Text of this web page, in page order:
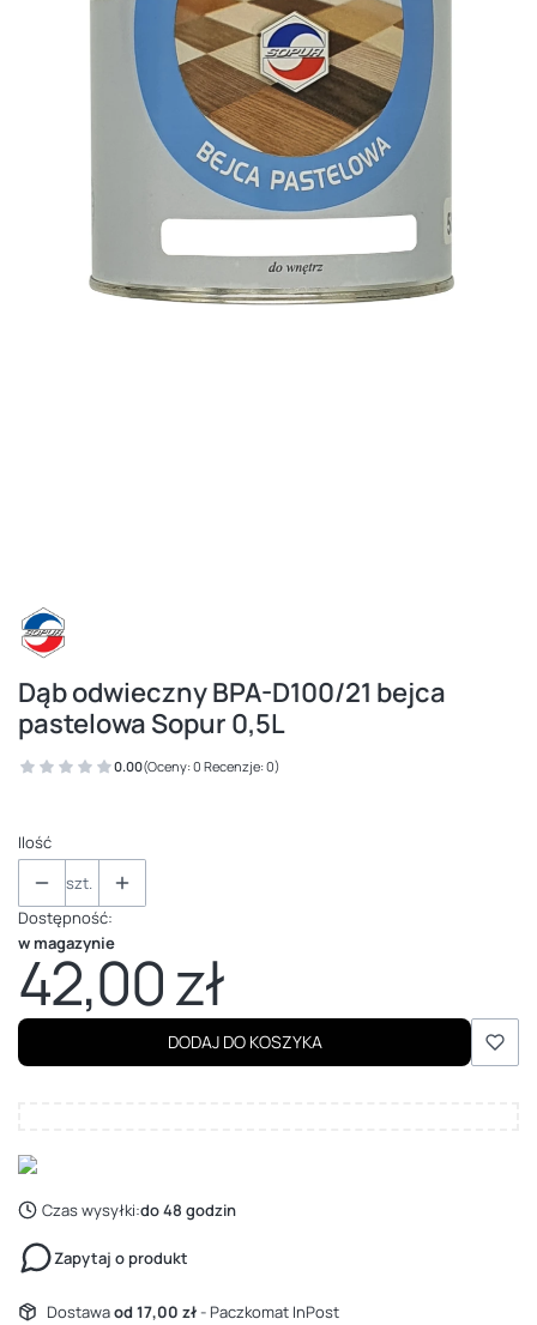
Dąb odwieczny BPA-D100/21 bejca
pastelowa Sopur 0,5L
0.00(Oceny: 0 Recenzje: 0)
Ilość
szt.
Dostępność:
w magazynie
Cena
42,00 zł
DODAJ DO KOSZYKA
Czas wysyłki:do 48 godzin
Zapytaj o produkt
Dostawaod 17,00 zł- Paczkomat InPost